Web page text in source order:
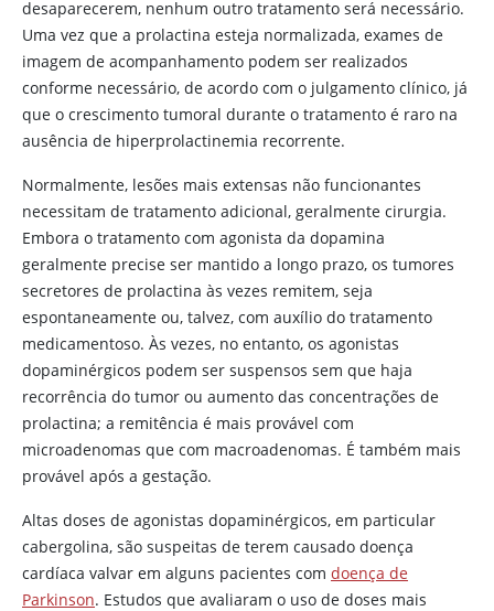
desaparecerem, nenhum outro tratamento será necessário.
Uma vez que a prolactina esteja normalizada, exames de
imagem de acompanhamento podem ser realizados
conforme necessário, de acordo com o julgamento clínico, já
que o crescimento tumoral durante o tratamento é raro na
ausência de hiperprolactinemia recorrente.
Normalmente, lesões mais extensas não funcionantes
necessitam de tratamento adicional, geralmente cirurgia.
Embora o tratamento com agonista da dopamina
geralmente precise ser mantido a longo prazo, os tumores
secretores de prolactina às vezes remitem, seja
espontaneamente ou, talvez, com auxílio do tratamento
medicamentoso. Às vezes, no entanto, os agonistas
dopaminérgicos podem ser suspensos sem que haja
recorrência do tumor ou aumento das concentrações de
prolactina; a remitência é mais provável com
microadenomas que com macroadenomas. É também mais
provável após a gestação.
Altas doses de agonistas dopaminérgicos, em particular
cabergolina, são suspeitas de terem causado doença
cardíaca valvar em alguns pacientes com doença de
Parkinson. Estudos que avaliaram o uso de doses mais